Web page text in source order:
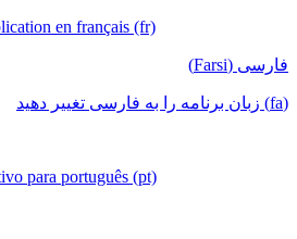
en français (fr)
فارسی (Farsi)
(fa) زبان برنامه را به فارسی تغییر دهید
para português (pt)